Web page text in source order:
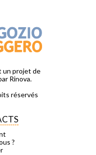
un projet de
Rinova.
réservés
?